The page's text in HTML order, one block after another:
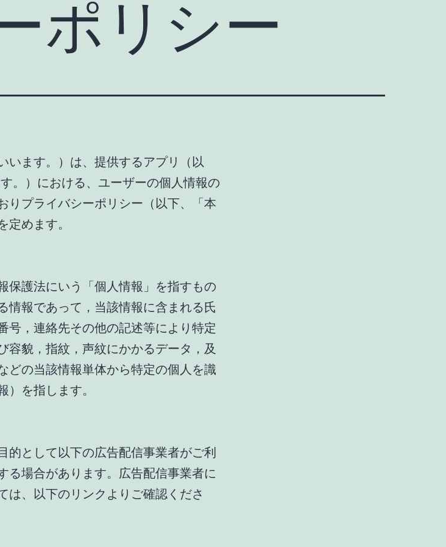
ポリシー
います。）は、提供するアプリ（以
。）における、ユーザーの個人情報の
りプライバシーポリシー（以下、「本
定めます。
保護法にいう「個人情報」を指すもの
情報であって，当該情報に含まれる氏
号，連絡先その他の記述等により特定
容貌，指紋，声紋にかかるデータ，及
どの当該情報単体から特定の個人を識
）を指します。
的として以下の広告配信事業者がご利
る場合があります。広告配信事業者に
は、以下のリンクよりご確認くださ